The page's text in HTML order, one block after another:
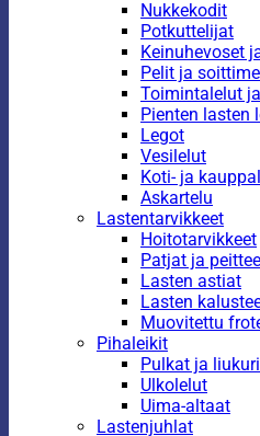
Nukkekodit
Potkuttelijat
Keinuhevoset
Pelit ja
Toimintalelut
Pienten lasten
Legot
Vesilelut
Koti- ja
Askartelu
Lastentarvikkeet
Hoitotarvikkeet
Patjat ja
Lasten astiat
Lasten
Muovitettu
Pihaleikit
Pulkat ja
Ulkolelut
Uima-altaat
Lastenjuhlat